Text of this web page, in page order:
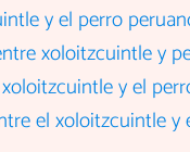
y el perro
xoloitzcuintle y
y el
el xoloitzcuintle y